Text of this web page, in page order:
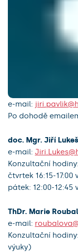
e-mail:
Po dohodě
doc. Mgr. Jiří
e-mail:
Konzultační hodiny:
čtvrtek 16:15-17:00
pátek: 12:00-12:45
ThDr. Marie
e-mail:
Konzultační
výuky)